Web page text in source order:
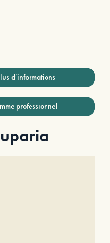
d’informations
professionnel